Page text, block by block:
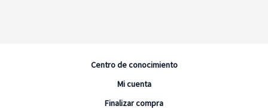
Centro de conocimiento
Mi cuenta
Finalizar compra